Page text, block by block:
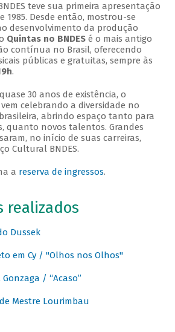
teve sua primeira apresentação
1985. Desde então, mostrou-se
desenvolvimento da produção
Quintas no BNDESé o mais antigo
contínua no Brasil, oferecendo
públicas e gratuitas, sempre às
.
30 anos de existência, o
celebrando a diversidade no
abrindo espaço tanto para
quanto novos talentos. Grandes
no início de suas carreiras,
Cultural BNDES.
a reserva de ingressos.
realizados
Dussek
em Cy / "Olhos nos Olhos"
/ “Acaso”
Mestre Lourimbau